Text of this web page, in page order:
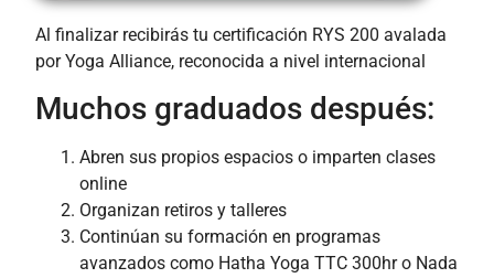
Al finalizar recibirás tu certificación RYS 200 avalada
por Yoga Alliance, reconocida a nivel internacional
Muchos graduados después:
Abren sus propios espacios o imparten clases
online
Organizan retiros y talleres
Continúan su formación en programas
avanzados como Hatha Yoga TTC 300hr o Nada